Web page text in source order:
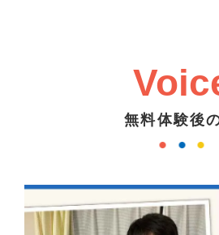
無料体験後